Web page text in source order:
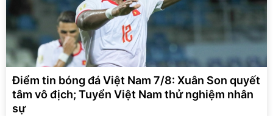
Điểm tin bóng đá Việt Nam 7/8: Xuân Son quyết
tâm vô địch; Tuyển Việt Nam thử nghiệm nhân
sự